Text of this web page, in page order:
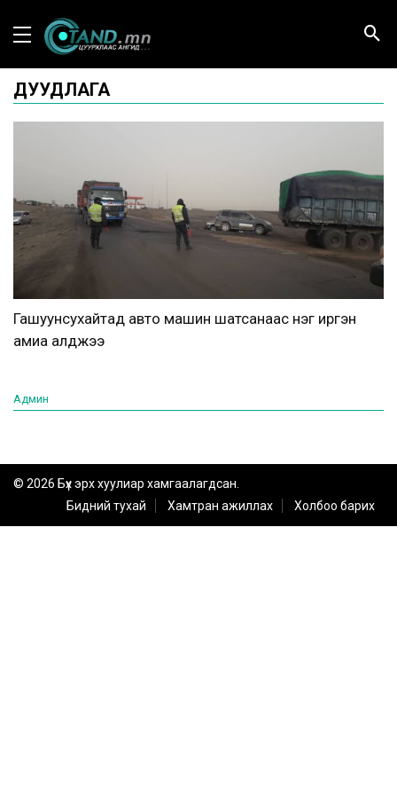
ДУУДЛАГА
Гашуунсухайтад авто машин шатсанаас нэг иргэн
амиа алджээ
Админ
© 2026 Бүх эрх хуулиар хамгаалагдсан.
Бидний тухай
Хамтран ажиллах Холбоо барих